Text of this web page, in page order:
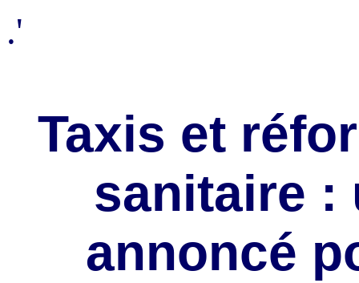
.'
Taxis et
sanitaire :
annoncé